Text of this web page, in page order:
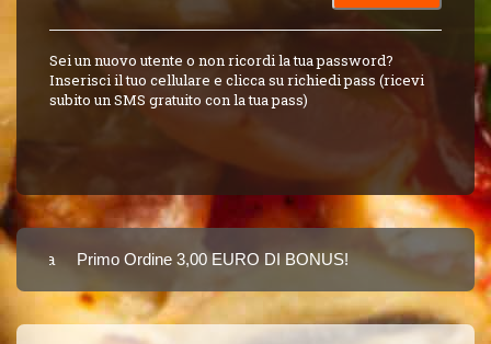
Sei un nuovo utente o non ricordi la tua password?
Inserisci il tuo cellulare e clicca su richiedi pass (ricevi
subito un SMS gratuito con la tua pass)
Primo Ordine 3,00 EURO DI BONUS!
8 PUNTI 3,00